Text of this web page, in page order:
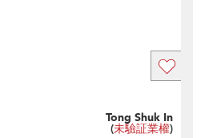
Tong Shuk In
(未驗証業權)